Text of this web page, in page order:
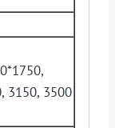
3150, 3500